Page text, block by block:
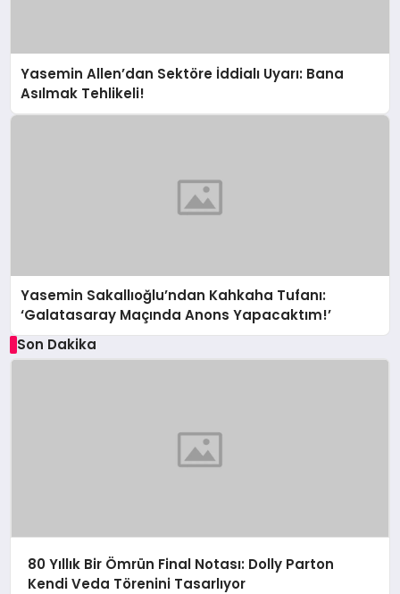
Yasemin Allen’dan Sektöre İddialı Uyarı: Bana
Asılmak Tehlikeli!
Yasemin Sakallıoğlu’ndan Kahkaha Tufanı:
‘Galatasaray Maçında Anons Yapacaktım!’
Son Dakika
80 Yıllık Bir Ömrün Final Notası: Dolly Parton
Kendi Veda Törenini Tasarlıyor